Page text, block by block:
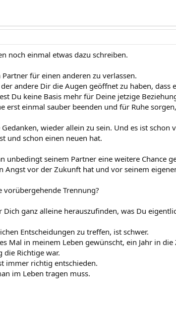
noch einmal etwas dazu schreiben.
für einen anderen zu verlassen.
andere Dir die Augen geöffnet zu haben, dass
Du keine Basis mehr für Deine jetzige
erst einmal sauber beenden und für Ruhe
wieder allein zu sein. Und es ist schon
und schon einen neuen hat.
unbedingt seinem Partner eine weitere Chance
Angst vor der Zukunft hat und vor seinem
vorübergehende Trennung?
ganz alleine herauszufinden, was Du
Entscheidungen zu treffen, ist schwer.
Mal in meinem Leben gewünscht, ein Jahr in
die Richtige war.
immer richtig entschieden.
im Leben tragen muss.